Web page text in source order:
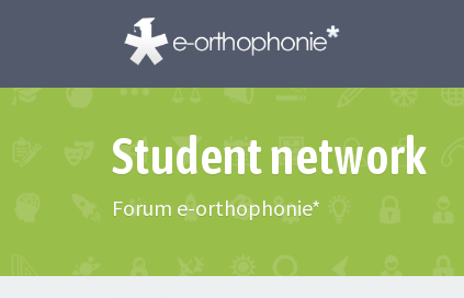
Student network
Forum e-orthophonie*